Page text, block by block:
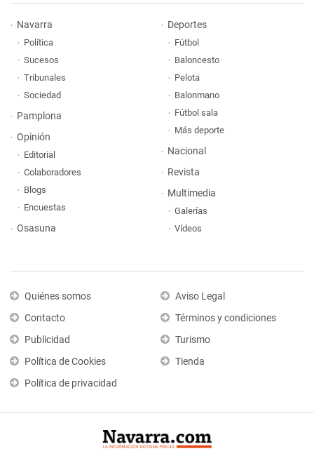
Navarra
Política
Sucesos
Tribunales
Sociedad
Pamplona
Opinión
Editorial
Colaboradores
Blogs
Encuestas
Osasuna
Deportes
Fútbol
Baloncesto
Pelota
Balonmano
Fútbol sala
Más deporte
Nacional
Revista
Multimedia
Galerías
Vídeos
Quiénes somos
Contacto
Publicidad
Política de Cookies
Política de privacidad
Aviso Legal
Términos y condiciones
Turismo
Tienda